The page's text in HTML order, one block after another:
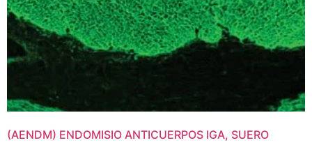
(AENDM) ENDOMISIO ANTICUERPOS IGA, SUERO